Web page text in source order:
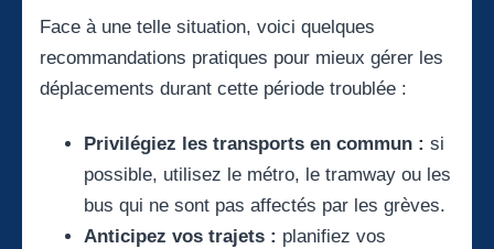
Face à une telle situation, voici quelques
recommandations pratiques pour mieux gérer les
déplacements durant cette période troublée :
Privilégiez les transports en commun : si
possible, utilisez le métro, le tramway ou les
bus qui ne sont pas affectés par les grèves.
Anticipez vos trajets : planifiez vos